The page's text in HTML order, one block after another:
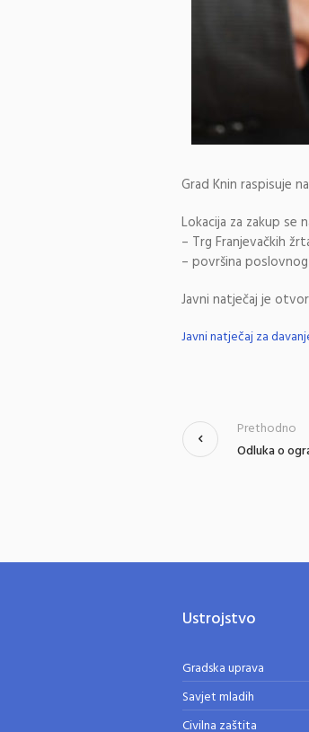
Grad Knin raspisuje
Lokacija za zakup se
– Trg Franjevačkih
– površina
Javni natječaj je
Javni natječaj za
Odluka o
Prethodno
Ustrojstvo
Gradska uprava
Savjet mladih
Civilna zaštita